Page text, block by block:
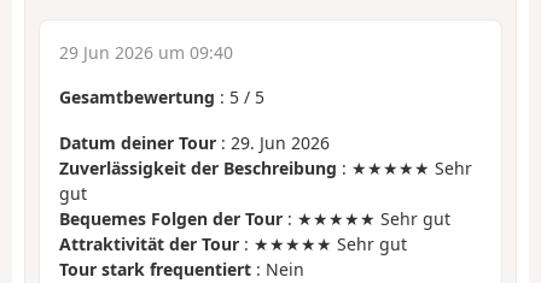
29 Jun 2026 um 09:40
Gesamtbewertung : 5 / 5
Datum deiner Tour : 29. Jun 2026
Zuverlässigkeit der Beschreibung : ★★★★★ Sehr
gut
Bequemes Folgen der Tour : ★★★★★ Sehr gut
Attraktivität der Tour : ★★★★★ Sehr gut
Tour stark frequentiert : Nein